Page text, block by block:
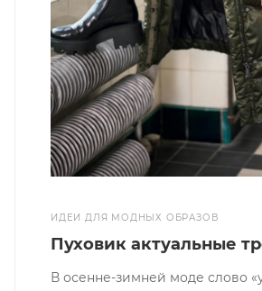
ИДЕИ ДЛЯ МОДНЫХ ОБРАЗОВ
Пуховик актуальные
В осенне-зимней моде слово